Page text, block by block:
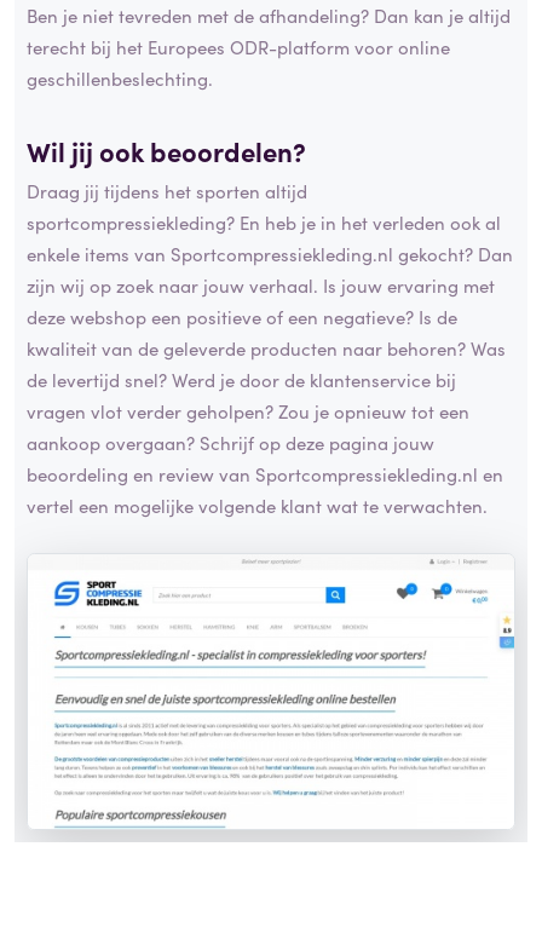
Ben je niet tevreden met de afhandeling? Dan kan je altijd
terecht bij het Europees ODR-platform voor online
geschillenbeslechting.
Wil jij ook beoordelen?
Draag jij tijdens het sporten altijd
sportcompressiekleding? En heb je in het verleden ook al
enkele items van Sportcompressiekleding.nl gekocht? Dan
zijn wij op zoek naar jouw verhaal. Is jouw ervaring met
deze webshop een positieve of een negatieve? Is de
kwaliteit van de geleverde producten naar behoren? Was
de levertijd snel? Werd je door de klantenservice bij
vragen vlot verder geholpen? Zou je opnieuw tot een
aankoop overgaan? Schrijf op deze pagina jouw
beoordeling en review van Sportcompressiekleding.nl en
vertel een mogelijke volgende klant wat te verwachten.